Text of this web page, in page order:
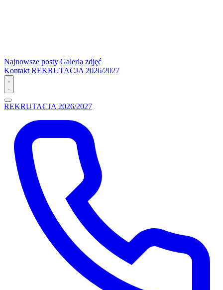
Najnowsze posty Galeria zdjęć
Kontakt REKRUTACJA 2026/2027
REKRUTACJA 2026/2027